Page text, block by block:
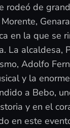
rodeó de
en la que se
La alcaldesa,
Adolfo
y la
a Bebo,
y en el
en este